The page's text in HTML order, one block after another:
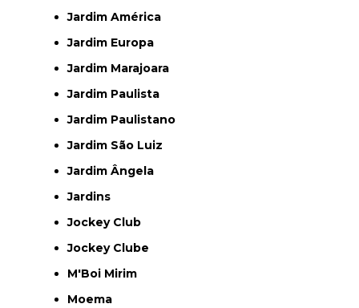
Jardim América
Jardim Europa
Jardim Marajoara
Jardim Paulista
Jardim Paulistano
Jardim São Luiz
Jardim Ângela
Jardins
Jockey Club
Jockey Clube
M'Boi Mirim
Moema